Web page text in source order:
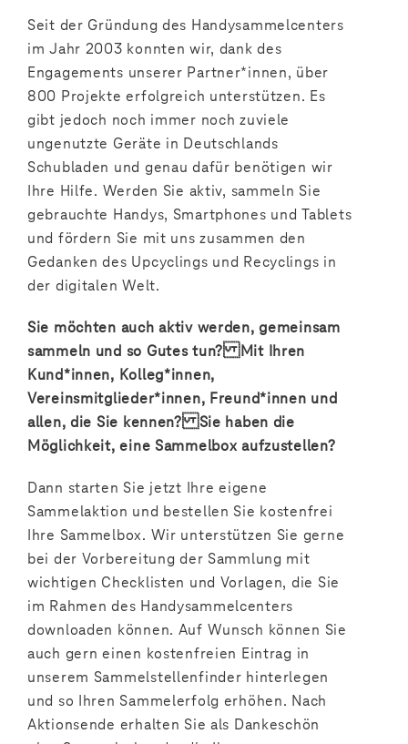
Seit der Gründung des Handysammelcenters
im Jahr 2003 konnten wir, dank des
Engagements unserer Partner*innen, über
800 Projekte erfolgreich unterstützen. Es
gibt jedoch noch immer noch zuviele
ungenutzte Geräte in Deutschlands
Schubladen und genau dafür benötigen wir
Ihre Hilfe. Werden Sie aktiv, sammeln Sie
gebrauchte Handys, Smartphones und Tablets
und fördern Sie mit uns zusammen den
Gedanken des Upcyclings und Recyclings in
der digitalen Welt.
Sie möchten auch aktiv werden, gemeinsam
sammeln und so Gutes tun? Mit Ihren
Kund*innen, Kolleg*innen,
Vereinsmitglieder*innen, Freund*innen und
allen, die Sie kennen? Sie haben die
Möglichkeit, eine Sammelbox aufzustellen?
Dann starten Sie jetzt Ihre eigene
Sammelaktion und bestellen Sie kostenfrei
Ihre Sammelbox. Wir unterstützen Sie gerne
bei der Vorbereitung der Sammlung mit
wichtigen Checklisten und Vorlagen, die Sie
im Rahmen des Handysammelcenters
downloaden können. Auf Wunsch können Sie
auch gern einen kostenfreien Eintrag in
unserem Sammelstellenfinder hinterlegen
und so Ihren Sammelerfolg erhöhen. Nach
Aktionsende erhalten Sie als Dankeschön